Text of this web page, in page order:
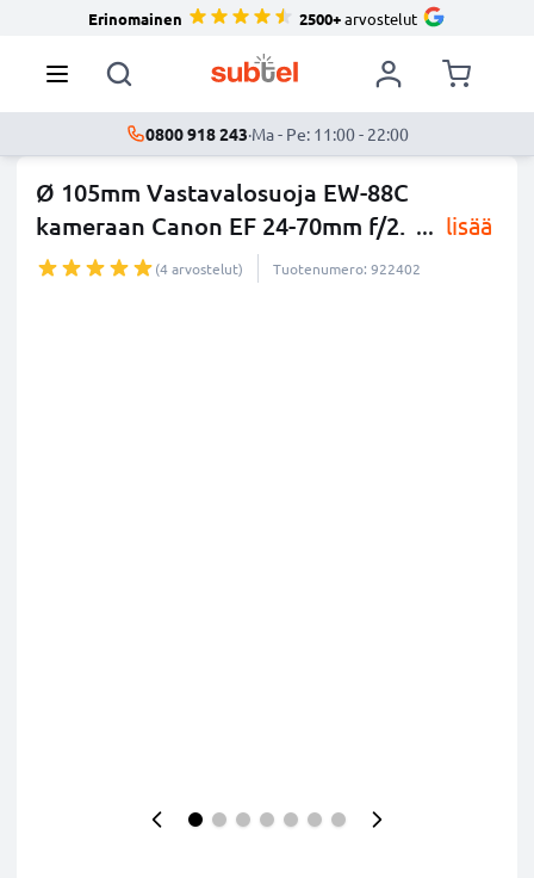
Erinomainen 2500+arvostelut
0800 918 243·Ma - Pe: 11:00 - 22:00
Ø 105mm Vastavalosuoja EW-88C
kameraan Canon EF 24-70mm f/2. ... lisää
(4 arvostelut) Tuotenumero: 922402